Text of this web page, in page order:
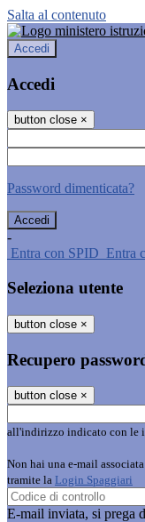
Salta al contenuto
Accedi
Accedi
button close ×
Password dimenticata?
-
Entra con SPID Entra
Seleziona utente
button close ×
Recupero
button close ×
all'indirizzo indicato con le
Non hai una e-mail
tramite la Login Spaggiari
E-mail inviata, si prega